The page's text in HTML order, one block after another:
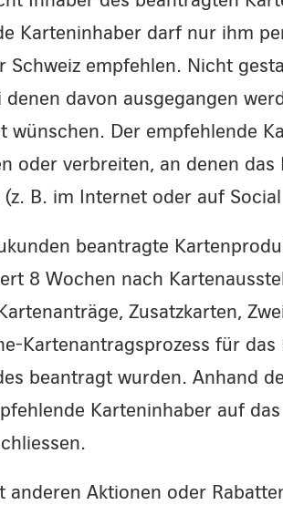
Karteninhaber darf nur ihm
Schweiz empfehlen. Nicht
davon ausgegangen
Der empfehlende
oder verbreiten, an denen
B. im Internet oder auf
beantragte
8 Wochen nach
Zusatzkarten,
Kartenantragsprozess für
beantragt wurden. Anhand
Karteninhaber auf
Aktionen oder